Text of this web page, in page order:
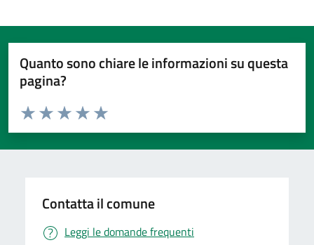
Quanto sono chiare le informazioni su questa
pagina?
Valuta da 1 a 5 stelle la pagina
Valuta 5 stelle su 5
Valuta 4 stelle su 5
Valuta 3 stelle su 5
Valuta 2 stelle su 5
Valuta 1 stelle su 5
Contatta il comune
Leggi le domande frequenti